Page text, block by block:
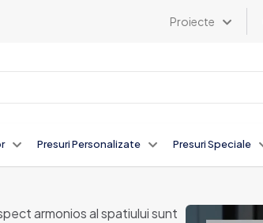
Proiecte
Presuri Personalizate Presuri Speciale
armonios al spatiului sunt